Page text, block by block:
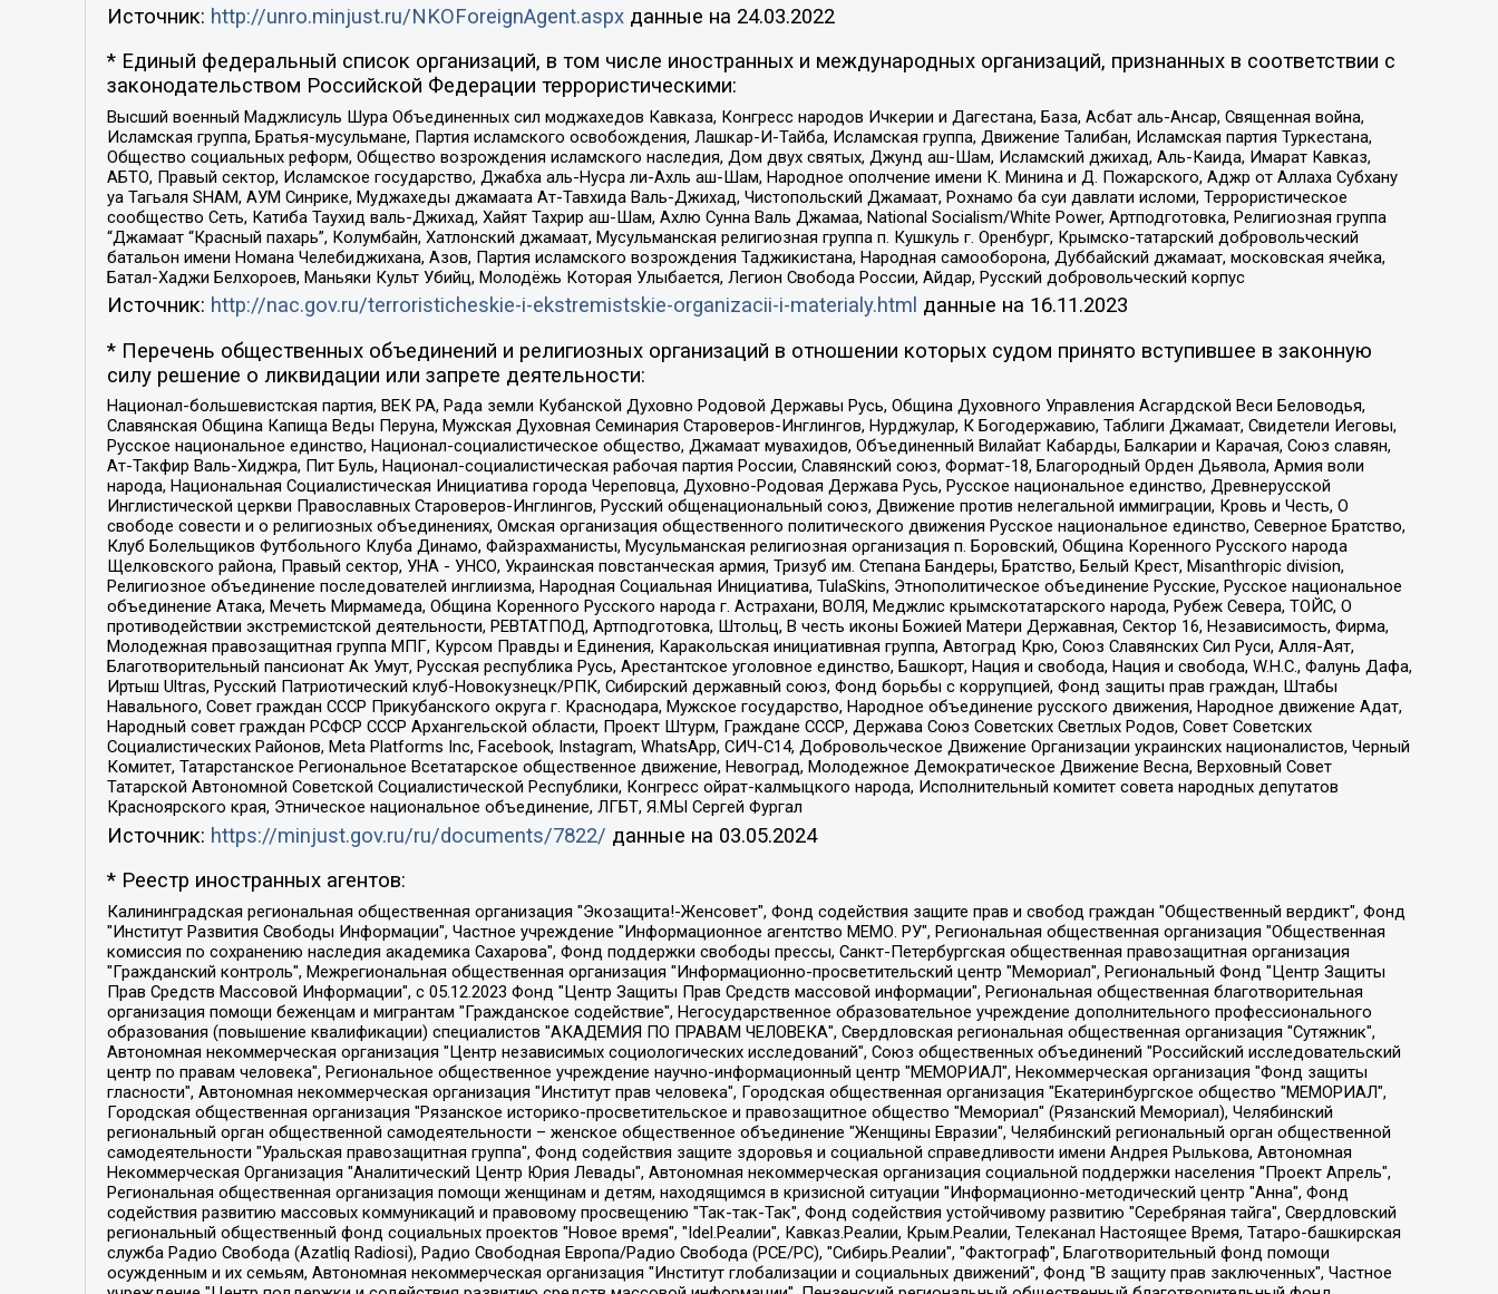
Источник: http://unro.minjust.ru/NKOForeignAgent.aspxданные на 24.03.2022
* Единый федеральный список организаций, в том числе иностранных и международных организаций, признанных в соответствии с
законодательством Российской Федерации террористическими:
Высший военный Маджлисуль Шура Объединенных сил моджахедов Кавказа, Конгресс народов Ичкерии и Дагестана, База, Асбат аль-Ансар, Священная война,
Исламская группа, Братья-мусульмане, Партия исламского освобождения, Лашкар-И-Тайба, Исламская группа, Движение Талибан, Исламская партия Туркестана,
Общество социальных реформ, Общество возрождения исламского наследия, Дом двух святых, Джунд аш-Шам, Исламский джихад, Аль-Каида, Имарат Кавказ,
АБТО, Правый сектор, Исламское государство, Джабха аль-Нусра ли-Ахль аш-Шам, Народное ополчение имени К. Минина и Д. Пожарского, Аджр от Аллаха Субхану
уа Тагьаля SHAM, АУМ Синрике, Муджахеды джамаата Ат-Тавхида Валь-Джихад, Чистопольский Джамаат, Рохнамо ба суи давлати исломи, Террористическое
сообщество Сеть, Катиба Таухид валь-Джихад, Хайят Тахрир аш-Шам, Ахлю Сунна Валь Джамаа, National Socialism/White Power, Артподготовка, Религиозная группа
“Джамаат “Красный пахарь”, Колумбайн, Хатлонский джамаат, Мусульманская религиозная группа п. Кушкуль г. Оренбург, Крымско-татарский добровольческий
батальон имени Номана Челебиджихана, Азов, Партия исламского возрождения Таджикистана, Народная самооборона, Дуббайский джамаат, московская ячейка,
Батал-Хаджи Белхороев, Маньяки Культ Убийц, Молодёжь Которая Улыбается, Легион Свобода России, Айдар, Русский добровольческий корпус
Источник: http://nac.gov.ru/terroristicheskie-i-ekstremistskie-organizacii-i-materialy.html данные на 16.11.2023
* Перечень общественных объединений и религиозных организаций в отношении которых судом принято вступившее в законную
силу решение о ликвидации или запрете деятельности:
Национал-большевистская партия, ВЕК РА, Рада земли Кубанской Духовно Родовой Державы Русь, Община Духовного Управления Асгардской Веси Беловодья,
Славянская Община Капища Веды Перуна, Мужская Духовная Семинария Староверов-Инглингов, Нурджулар, К Богодержавию, Таблиги Джамаат, Свидетели Иеговы,
Русское национальное единство, Национал-социалистическое общество, Джамаат мувахидов, Объединенный Вилайат Кабарды, Балкарии и Карачая, Союз славян,
Ат-Такфир Валь-Хиджра, Пит Буль, Национал-социалистическая рабочая партия России, Славянский союз, Формат-18, Благородный Орден Дьявола, Армия воли
народа, Национальная Социалистическая Инициатива города Череповца, Духовно-Родовая Держава Русь, Русское национальное единство, Древнерусской
Инглистической церкви Православных Староверов-Инглингов, Русский общенациональный союз, Движение против нелегальной иммиграции, Кровь и Честь, О
свободе совести и о религиозных объединениях, Омская организация общественного политического движения Русское национальное единство, Северное Братство,
Клуб Болельщиков Футбольного Клуба Динамо, Файзрахманисты, Мусульманская религиозная организация п. Боровский, Община Коренного Русского народа
Щелковского района, Правый сектор, УНА - УНСО, Украинская повстанческая армия, Тризуб им. Степана Бандеры, Братство, Белый Крест, Misanthropic division,
Религиозное объединение последователей инглиизма, Народная Социальная Инициатива, TulaSkins, Этнополитическое объединение Русские, Русское национальное
объединение Атака, Мечеть Мирмамеда, Община Коренного Русского народа г. Астрахани, ВОЛЯ, Меджлис крымскотатарского народа, Рубеж Севера, ТОЙС, О
противодействии экстремистской деятельности, РЕВТАТПОД, Артподготовка, Штольц, В честь иконы Божией Матери Державная, Сектор 16, Независимость, Фирма,
Молодежная правозащитная группа МПГ, Курсом Правды и Единения, Каракольская инициативная группа, Автоград Крю, Союз Славянских Сил Руси, Алля-Аят,
Благотворительный пансионат Ак Умут, Русская республика Русь, Арестантское уголовное единство, Башкорт, Нация и свобода, Нация и свобода, W.H.С., Фалунь Дафа,
Иртыш Ultras, Русский Патриотический клуб-Новокузнецк/РПК, Сибирский державный союз, Фонд борьбы с коррупцией, Фонд защиты прав граждан, Штабы
Навального, Совет граждан СССР Прикубанского округа г. Краснодара, Мужское государство, Народное объединение русского движения, Народное движение Адат,
Народный совет граждан РСФСР СССР Архангельской области, Проект Штурм, Граждане СССР, Держава Союз Советских Светлых Родов, Совет Советских
Социалистических Районов, Meta Platforms Inc, Facebook, Instagram, WhatsApp, СИЧ-С14, Добровольческое Движение Организации украинских националистов, Черный
Комитет, Татарстанское Региональное Всетатарское общественное движение, Невоград, Молодежное Демократическое Движение Весна, Верховный Совет
Татарской Автономной Советской Социалистической Республики, Конгресс ойрат-калмыцкого народа, Исполнительный комитет совета народных депутатов
Красноярского края, Этническое национальное объединение, ЛГБТ, Я.МЫ Сергей Фургал
Источник: https://minjust.gov.ru/ru/documents/7822/ данные на 03.05.2024
* Реестр иностранных агентов:
Калининградская региональная общественная организация "Экозащита!-Женсовет", Фонд содействия защите прав и свобод граждан "Общественный вердикт", Фонд "Институт Развития Свободы Информации", Частное учреждение "Информационное агентство МЕМО. РУ", Региональная общественная организация "Общественная комиссия по сохранению наследия академика Сахарова", Фонд поддержки свободы прессы, Санкт-Петербургская общественная правозащитная организация "Гражданский контроль", Межрегиональная общественная организация "Информационно-просветительский центр "Мемориал", Региональный Фонд "Центр Защиты Прав Средств Массовой Информации", с 05.12.2023 Фонд "Центр Защиты Прав Средств массовой информации", Региональная общественная благотворительная организация помощи беженцам и мигрантам "Гражданское содействие", Негосударственное образовательное учреждение дополнительного профессионального образования (повышение квалификации) специалистов "АКАДЕМИЯ ПО ПРАВАМ ЧЕЛОВЕКА", Свердловская региональная общественная организация "Сутяжник", Автономная некоммерческая организация "Центр независимых социологических исследований", Союз общественных объединений "Российский исследовательский центр по правам человека", Региональное общественное учреждение научно-информационный центр "МЕМОРИАЛ", Некоммерческая организация "Фонд защиты гласности", Автономная некоммерческая организация "Институт прав человека", Городская общественная организация "Екатеринбургское общество "МЕМОРИАЛ", Городская общественная организация "Рязанское историко-просветительское и правозащитное общество "Мемориал" (Рязанский Мемориал), Челябинский региональный орган общественной самодеятельности – женское общественное объединение "Женщины Евразии", Челябинский региональный орган общественной самодеятельности "Уральская правозащитная группа", Фонд содействия защите здоровья и социальной справедливости имени Андрея Рылькова, Автономная Некоммерческая Организация "Аналитический Центр Юрия Левады", Автономная некоммерческая организация социальной поддержки населения "Проект Апрель", Региональная общественная организация помощи женщинам и детям, находящимся в кризисной ситуации "Информационно-методический центр "Анна", Фонд содействия развитию массовых коммуникаций и правовому просвещению "Так-так-Так", Фонд содействия устойчивому развитию "Серебряная тайга", Свердловский региональный общественный фонд социальных проектов "Новое время", "Idel.Реалии", Кавказ.Реалии, Крым.Реалии, Телеканал Настоящее Время, Татаро-башкирская служба Радио Свобода (Azatliq Radiosi), Радио Свободная Европа/Радио Свобода (PCE/PC), "Сибирь.Реалии", "Фактограф", Благотворительный фонд помощи осужденным и их семьям, Автономная некоммерческая организация "Институт глобализации и социальных движений", Фонд "В защиту прав заключенных", Частное учреждение "Центр поддержки и содействия развитию средств массовой информации", Пензенский региональный общественный благотворительный фонд "Гражданский союз", "Север.Реалии", Некоммерческая организация Фонд "Правовая инициатива", Общество с ограниченной ответственностью "Радио Свободная Европа/Радио Свобода", Чешское информационное агентство "MEDIUM-ORIENT", Красноярская региональная общественная организация "Мы против СПИДа", Камалягин Денис Николаевич, Маркелов Сергей Евгеньевич, Пономарев Лев Александрович, Савицкая Людмила Алексеевна, Автономная некоммерческая организация "Центр по работе с проблемой насилия "НАСИЛИЮ.НЕТ", Межрегиональный профессиональный союз работников здравоохранения "Альянс врачей", Юридическое лицо, зарегистрированное в Латвийской Республике, SIA "Medusa Project" (регистрационный номер 40103797863, дата регистрации 10.06.2014), Некоммерческая организация "Фонд по борьбе с коррупцией", Автономная некоммерческая организация "Институт права и публичной политики", Баданин Роман Сергеевич, Гликин Максим Александрович, Железнова Мария Михайловна, Лукьянова Юлия Сергеевна, Маетная Елизавета Витальевна, Маняхин Петр Борисович, Чуракова Ольга Владимировна, Ярош Юлия Петровна, Юридическое лицо "The Insider SIA", зарегистрированное в Риге, Латвийская Республика (дата регистрации 26.06.2015), являющееся администратором доменного имени интернет-издания "The Insider SIA", https://theins.ru, Постернак Алексей Евгеньевич, Рубин Михаил Аркадьевич, Анин Роман Александрович, Юридическое лицо Istories fonds, зарегистрированное в Латвийской Республике (регистрационный номер 50008295751, дата регистрации 24.02.2020), Великовский Дмитрий Александрович, Долинина Ирина Николаевна, Мароховская Алеся Алексеевна, Шлейнов Роман Юрьевич, Шмагун Олеся Валентиновна, Общество с ограниченной ответственностью "Альтаир 2021", Общество с ограниченной ответственностью "Вега 2021", Общество с ограниченной ответственностью "Главный редактор 2021", Общество с ограниченной ответственностью "Ромашки монолит", Важенков Артем Валерьевич, Ивановская областная общественная организация "Центр гендерных исследований", Гурман Юрий Альбертович, Медиапроект "ОВД-Инфо", Егоров Владимир Владимирович, Жилинский Владимир Александрович, Общество с ограниченной ответственностью "ЗП", Иванова София Юрьевна, Карезина Инна Павловна, Кильтау Екатерина Викторовна, Петров Алексей Викторович, Пискунов Сергей Евгеньевич, Смирнов Сергей Сергеевич, Тихонов Михаил Сергеевич, Общество с ограниченной ответственностью "ЖУРНАЛИСТ-ИНОСТРАННЫЙ АГЕНТ", Арапова Галина Юрьевна, Вольтская Татьяна Анатольевна, Американская компания "Mason G.E.S. Anonymous Foundation" (США), являющаяся владельцем интернет-издания https://mnews.world/, Компания "Stichting Bellingcat", зарегистрированная в Нидерландах (дата регистрации 11.07.2018), Захаров Андрей Вячеславович, Клепиковская Екатерина Дмитриевна, Общество с ограниченной ответственностью "МЕМО", Перл Роман Александрович, Симонов Евгений Алексеевич, Соловьева Елена Анатольевна, Сотников Даниил Владимирович, Сурначева Елизавета Дмитриевна, Автономная некоммерческая организация по защите прав человека и информированию населения "Якутия – Наше Мнение", Общество с ограниченной ответственностью "Москоу диджитал медиа", с 26.01.2023 Общество с ограниченной ответственностью "Чайка Белые сады", Ветошкина Валерия Валерьевна, Заговора Максим Александрович, Межрегиональное общественное движение "Российская ЛГБТ - сеть", Оленичев Максим Владимирович, Павлов Иван Юрьевич, Скворцова Елена Сергеевна, Общество с ограниченной ответственностью "Как бы инагент", Кочетков Игорь Викторович, Общество с ограниченной ответственностью "Честные выборы", Еланчик Олег Александрович, Общество с ограниченной ответственностью "Нобелевский призыв", Гималова Регина Эмилевна, Григорьев Андрей Валерьевич, Григорьева Алина Александровна, Ассоциация по содействию защите прав призывников, альтернативнослужащих и военнослужащих "Правозащитная группа "Гражданин.Армия.Право", Хисамова Регина Фаритовна, Автономная некоммерческая организация по реализации социально-правовых программ "Лилит", Дальневосточное общественное движение "Маяк", Санкт-Петербургская ЛГБТ-инициативная группа "Выход", Инициативная группа ЛГБТ+ "Реверс", Алексеев Андрей Викторович, Бекбулатова Таисия Львовна, Беляев Иван Михайлович, Владыкина Елена Сергеевна, Гельман Марат Александрович, Никульшина Вероника Юрьевна, Толоконникова Надежда Андреевна, Шендерович Виктор Анатольевич, Общество с ограниченной ответственностью "Данное сообщение", Общество с ограниченной ответственностью Издательский дом "Новая глава", Айнбиндер Александра Александровна, Московский комьюнити-центр для ЛГБТ+инициатив, Благотворительный фонд развития филантропии, Deutsche Welle (Германия, Kurt-Schumacher-Strasse 3, 53113 Bonn), Борзунова Мария Михайловна, Воробьев Виктор Викторович, Голубева Анна Львовна, Константинова Алла Михайловна, Малкова Ирина Владимировна, Мурадов Мурад Абдулгалимович, Осетинская Елизавета Николаевна, Понасенков Евгений Николаевич, Ганапольский Матвей Юрьевич, Киселев Евгений Алексеевич, Борухович Ирина Григорьевна, Дремин Иван Тимофеевич, Дубровский Дмитрий Викторович, Красноярская региональная общественная организация поддержки и развития альтернативных образовательных технологий и межкультурных коммуникаций "ИНТЕРРА", Маяковская Екатерина Алексеевна, Фейгин Марк Захарович, Филимонов Андрей Викторович, Дзугкоева Регина Николаевна, Доброхотов Роман Александрович, Дудь Юрий Александрович, Елкин Сергей Владимирович, Кругликов Кирилл Игоревич, Сабунаева Мария Леонидовна, Семенов Алексей Владимирович, Шаинян Карен Багратович, Шульман Екатерина Михайловна, Асафьев Артур Валерьевич, Вахштайн Виктор Семенович, Венедиктов Алексей Алексеевич, Лушникова Екатерина Евгеньевна, Волков Леонид Михайлович, Невзоров Александр Глебович, Пархоменко Сергей Борисович, Сироткин Ярослав Николаевич, Кара-Мурза Владимир Владимирович, Баранова Наталья Владимировна, Гозман Леонид Яковлевич, Кагарлицкий Борис Юльевич, Климарев Михаил Валерьевич, Милов Владимир Станиславович, Автономная некоммерческая организация Краснодарский центр современного искусства "Типография", Моргенштерн Алишер Тагирович, Соболь Любовь Эдуардовна, Общество с ограниченной ответственностью "ЛИЗА НОРМ", Каспаров Гарри Кимович, Ходорковский Михаил Борисович, Общество с ограниченной ответственностью "Апрельские тезисы", Данилович Ирина Брониславовна, Кашин Олег Владимирович, Петров Николай Владимирович, Пивоваров Алексей Владимирович, Соколов Михаил Владимирович, Цветкова Юлия Владимировна, Чичваркин Евгений Александрович, Комитет против пыток/Команда против пыток, Общество с ограниченной ответственностью "Первый научный", Общество с ограниченной ответственностью "Вертолет и ко", Белоцерковская Вероника Борисовна, Кац Максим Евгеньевич, Лазарева Татьяна Юрьевна, Шаведдинов Руслан Табризович, Яшин Илья Валерьевич, Общество с ограниченной ответственностью "Иноагент ААВ", Алешковский Дмитрий Петрович, Альбац Евгения Марковна, Быков Дмитрий Львович, Галямина Юлия Евгеньевна, Лойко Сергей Леонидович, Мартынов Кирилл Константинович, Медведев Сергей Александрович, Крашенинников Федор Геннадиевич, Гордеева Катерина Вл